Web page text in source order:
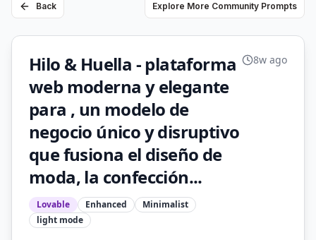
Back Explore More Community Prompts
Hilo & Huella - plataforma
web moderna y elegante
para , un modelo de
negocio único y disruptivo
que fusiona el diseño de
moda, la confección...
Lovable Enhanced
Minimalist
light mode
8w ago